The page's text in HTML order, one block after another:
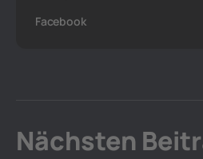
Facebook
Nächsten